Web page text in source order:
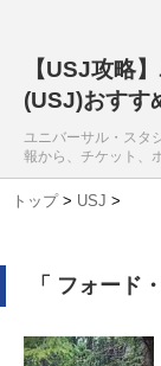
【USJ攻略
(USJ)おすす
ユニバーサル・スタ
報から、チケット、
トップ > USJ >
「 フォード